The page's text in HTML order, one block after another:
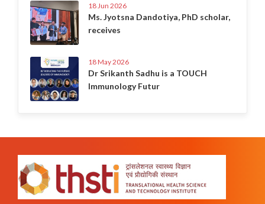
18 Jun 2026
Ms. Jyotsna Dandotiya, PhD scholar,
receives
18 May 2026
Dr Srikanth Sadhu is a TOUCH
Immunology Futur